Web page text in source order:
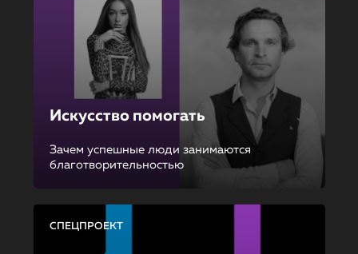
Искусство помогать
Зачем успешные люди занимаются
благотворительностью
СПЕЦПРОЕКТ